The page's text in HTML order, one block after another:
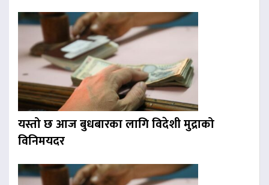
यस्तो छ आज बुधबारका लागि विदेशी मुद्राको
विनिमयदर